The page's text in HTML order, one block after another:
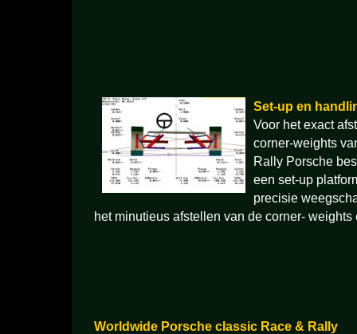
Set-up en
Voor het exact
corner-weights
Rally Porsche
een set-up
precisie
het minutieus afstellen van de corner-
Worldwide Porsche classic Race & Rally